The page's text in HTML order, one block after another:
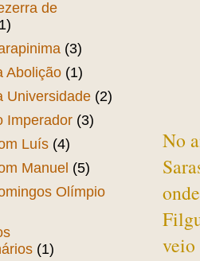
No
veio
de
(3)
Abolição (1)
Universidade (2)
Imperador (3)
Luís (4)
Manuel (5)
Olímpio
(1)